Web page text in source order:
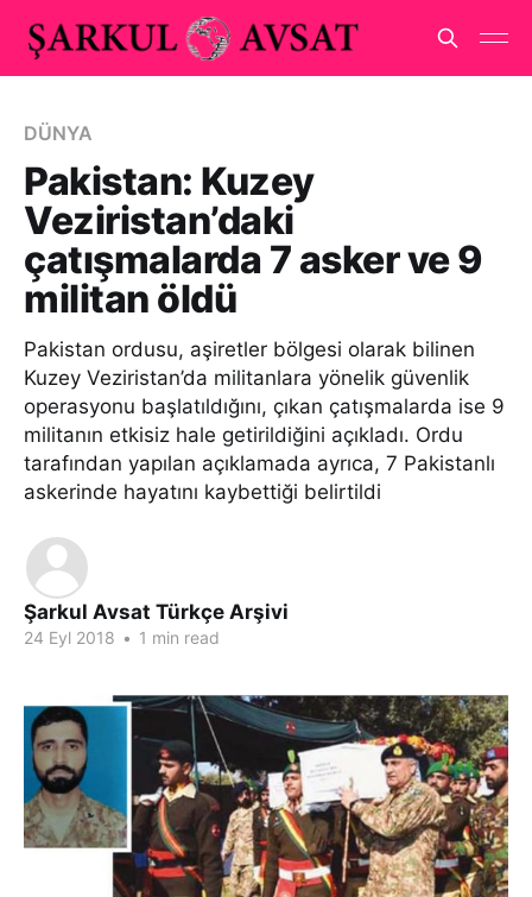
DÜNYA
Pakistan: Kuzey
Veziristan’daki
çatışmalarda 7 asker ve 9
militan öldü
Pakistan ordusu, aşiretler bölgesi olarak bilinen
Kuzey Veziristan’da militanlara yönelik güvenlik
operasyonu başlatıldığını, çıkan çatışmalarda ise 9
militanın etkisiz hale getirildiğini açıkladı. Ordu
tarafından yapılan açıklamada ayrıca, 7 Pakistanlı
askerinde hayatını kaybettiği belirtildi
Şarkul Avsat Türkçe Arşivi
24 Eyl 2018 • 1 min read